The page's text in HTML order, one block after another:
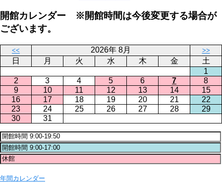
開館カレンダー ※開館時間は今後変更する場合が
ございます。
<< 2026年 8月 >>
日 月 火 水 木 金
土
1
2
3 4 5 6 7
8
9
10 11 12 13 14
15
16
17 18 19 20 21
22
23
24 25 26 27 28
29
30
31
年間カレンダー